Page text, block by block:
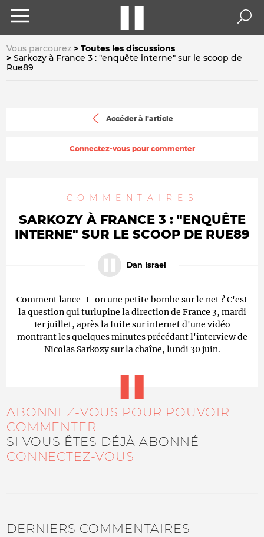
Vous parcourez
Toutes les discussions
Sarkozy à France 3 : "enquête interne" sur le scoop de
Rue89
Accéder à l'article
Connectez-vous pour commenter
COMMENTAIRES
SARKOZY À FRANCE 3 : "ENQUÊTE
INTERNE" SUR LE SCOOP DE RUE89
Dan Israel
Comment lance-t-on une petite bombe sur le net ? C'est
la question qui turlupine la direction de France 3, mardi
1er juillet, après la fuite sur internet d'une vidéo
montrant les quelques minutes précédant l'interview de
Nicolas Sarkozy sur la chaîne, lundi 30 juin.
ABONNEZ-VOUS POUR POUVOIR
COMMENTER !
SI VOUS ÊTES DÉJÀ ABONNÉ
CONNECTEZ-VOUS
DERNIERS COMMENTAIRES